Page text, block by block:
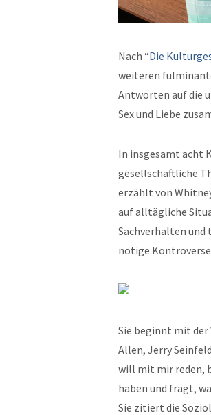
Nach “Die
weit­eren
Antworten auf die
Sex und Liebe
In ins­ge­samt acht
gesellschaftliche
erzählt von
auf alltägliche
Sachver­hal­ten
nötige
Sie begin­nt mit der
Allen, Jer­ry
will mit mir reden,
haben und fragt,
Sie zitiert die